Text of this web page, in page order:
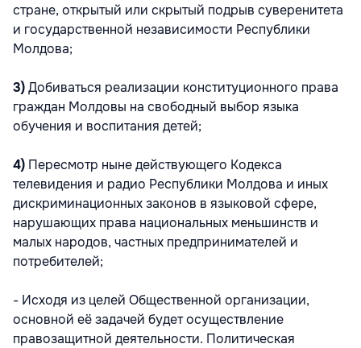
стране, открытый или скрытый подрыв суверенитета
и государственной независимости Республики
Молдова;
3)Добиваться реализации конституционного права
граждан Молдовы на свободный выбор языка
обучения и воспитания детей;
4) Пересмотр ныне действующего Кодекса
телевидения и радио Республики Молдова и иных
дискриминационных законов в языковой сфере,
нарушающих права национальных меньшинств и
малых народов, частных предпринимателей и
потребителей;
- Исходя из целей Общественной организации,
основной её задачей будет осуществление
правозащитной деятельности. Политическая